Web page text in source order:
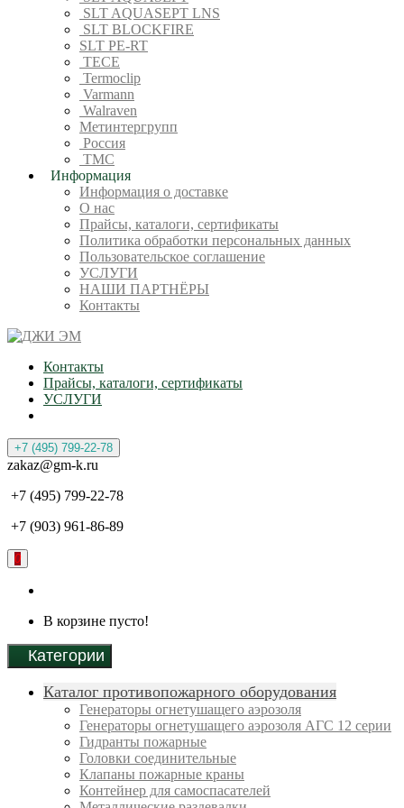
SLT AQUASEPT LNS
SLT BLOCKFIRE
SLT PE-RT
TECE
Termoclip
Varmann
Walraven
Метинтергрупп
Россия
ТМС
Информация
Информация о доставке
О нас
Прайсы, каталоги, сертификаты
Политика обработки персональных данных
Пользовательское соглашение
УСЛУГИ
НАШИ ПАРТНЁРЫ
Контакты
Контакты
Прайсы, каталоги, сертификаты
УСЛУГИ
+7 (495) 799-22-78
zakaz@gm-k.ru
+7 (495) 799-22-78
+7 (903) 961-86-89
0
В корзине пусто!
Категории
Каталог противопожарного оборудования
Генераторы огнетушащего аэрозоля
Генераторы огнетушащего аэрозоля АГС 12 серии
Гидранты пожарные
Головки соединительные
Клапаны пожарные краны
Контейнер для самоспасателей